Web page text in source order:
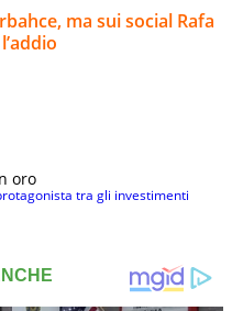
ma sui social Rafa
oro
tra gli investimenti